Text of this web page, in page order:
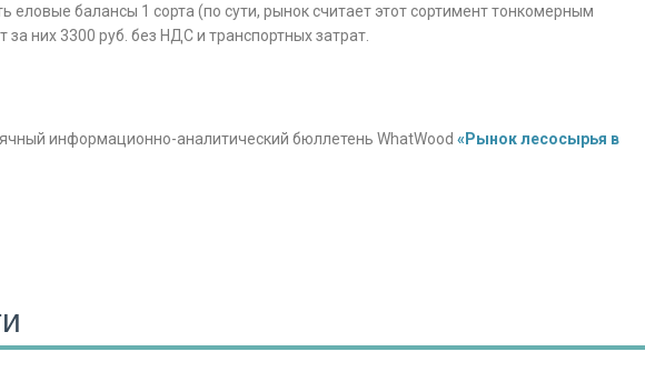
еловые балансы 1 сорта (по сути, рынок считает этот сортимент тонкомерным
них 3300 руб. без НДС и транспортных затрат.
информационно-аналитический бюллетень WhatWood «Рынок лесосырья в